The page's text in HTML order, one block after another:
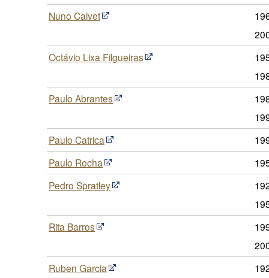
Nuno Calvet
Octávio Lixa Filgueiras
Paulo Abrantes
Paulo Catrica
Paulo Rocha
Pedro Spratley
Rita Barros
Ruben Garcia